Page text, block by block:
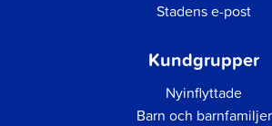
Stadens e-post
Kundgrupper
Nyinflyttade
Barn och barnfamiljer